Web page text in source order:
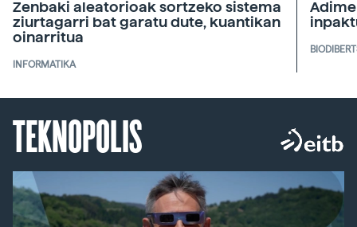
Zenbaki aleatorioak sortzeko sistema
ziurtagarri bat garatu dute, kuantikan
oinarritua
INFORMATIKA
TEKNOPOLIS